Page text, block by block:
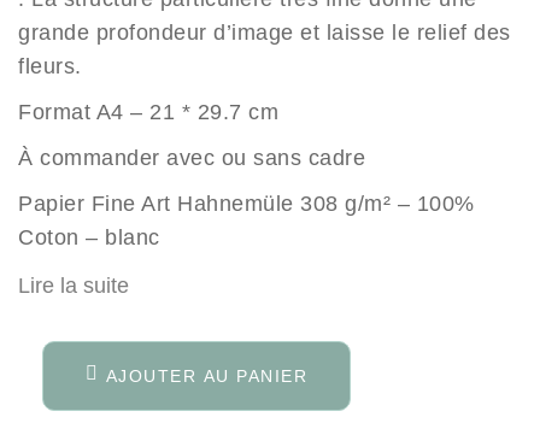
grande profondeur d’image et laisse le relief des
fleurs.
Format A4 – 21 * 29.7 cm
À commander avec ou sans cadre
Papier Fine Art Hahnemüle 308 g/m² – 100%
Coton – blanc
Lire la suite
AJOUTER AU PANIER